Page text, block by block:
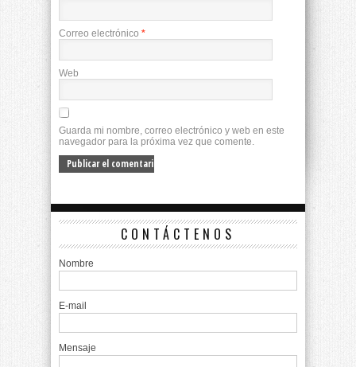
Correo electrónico *
Web
Guarda mi nombre, correo electrónico y web en este
navegador para la próxima vez que comente.
CONTÁCTENOS
Nombre
E-mail
Mensaje